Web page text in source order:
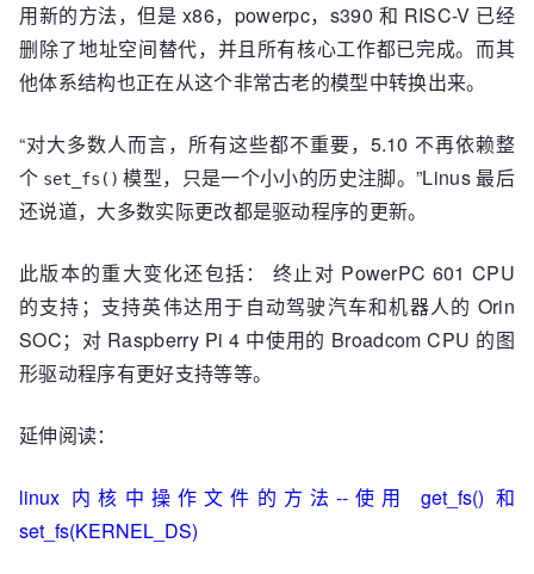
用新的方法，但是 x86，powerpc，s390 和 RISC-V 已经
删除了地址空间替代，并且所有核心工作都已完成。而其
他体系结构也正在从这个非常古老的模型中转换出来。
“对大多数人而言，所有这些都不重要，5.10 不再依赖整
个 set_fs() 模型，只是一个小小的历史注脚。”Linus 最后
还说道，大多数实际更改都是驱动程序的更新。
此版本的重大变化还包括： 终止对 PowerPC 601 CPU
的支持；支持英伟达用于自动驾驶汽车和机器人的 Orin
SOC；对 Raspberry Pi 4 中使用的 Broadcom CPU 的图
形驱动程序有更好支持等等。
延伸阅读：
linux 内核中操作文件的方法--使用 get_fs() 和
set_fs(KERNEL_DS)